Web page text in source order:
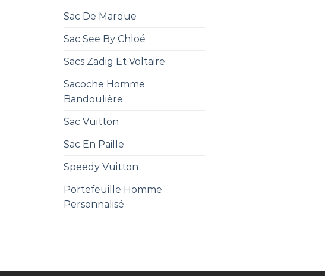
Sac De Marque
Sac See By Chloé
Sacs Zadig Et Voltaire
Sacoche Homme
Bandoulière
Sac Vuitton
Sac En Paille
Speedy Vuitton
Portefeuille Homme
Personnalisé